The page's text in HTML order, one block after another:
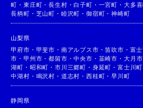
町 ・東庄町 ・長生村 ・ 白子町 ・ 一宮町 ・ 大多
長柄町 ・ 芝山町 ・ 睦沢町 ・御宿町 ・神崎町
山梨県
甲府市 ・ 甲斐市 ・ 南アルプス市 ・笛吹市 ・ 富
市 ・甲州市 ・都留市 ・中央市 ・ 韮崎市 ・ 大月市
湖町 ・ 昭和町 ・市川三郷町 ・ 身延町 ・富士川町
中湖村 ・ 鳴沢村 ・ 道志村 ・西桂町 ・早川町
静岡県